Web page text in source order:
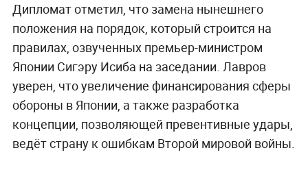
Дипломат отметил, что замена нынешнего
положения на порядок, который строится на
правилах, озвученных премьер-министром
Японии Сигэру Исиба на заседании. Лавров
уверен, что увеличение финансирования сферы
обороны в Японии, а также разработка
концепции, позволяющей превентивные удары,
ведёт страну к ошибкам Второй мировой войны.